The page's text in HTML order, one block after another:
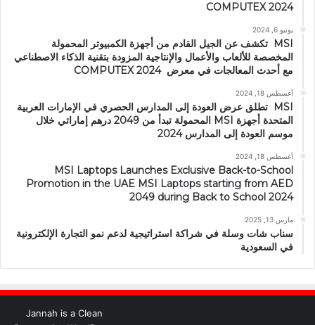
COMPUTEX 2024
يونيو 6, 2024
MSI تكشف عن الجيل القادم من أجهزة الكمبيوتر المحمولة
المخصصة للألعاب والأعمال والإنتاجية المزودة بتقنية الذكاء الاصطناعي
مع أحدث المعالجات في معرض COMPUTEX 2024
أغسطس 18, 2024
MSI تطلق عرض العودة إلى المدارس الحصري في الإمارات العربية
المتحدة أجهزة MSI المحمولة تبدأ من 2049 درهم إماراتي خلال
موسم العودة إلى المدارس 2024
أغسطس 18, 2024
MSI Laptops Launches Exclusive Back-to-School
Promotion in the UAE MSI Laptops starting from AED
2049 during Back to School 2024
مارس 13, 2025
سناب شات وسلة في شراكة استراتيجية لدعم نمو التجارة الإلكترونية
في السعودية
Jannah is a Clean